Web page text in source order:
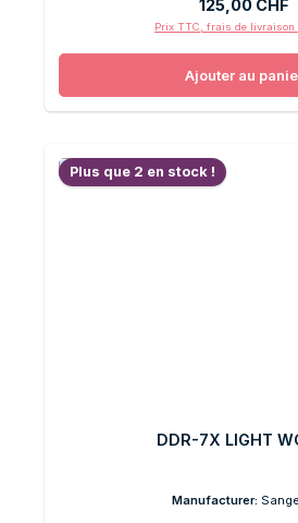
Prix régulier :
125,00 CHF
Prix TTC, frais de livraison
Ajouter au
Plus que 2 en stock !
DDR-7X LIGHT
Manufacturer: